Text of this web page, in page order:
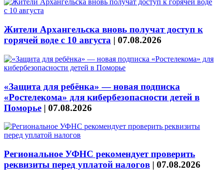
Жители Архангельска вновь получат доступ к
горячей воде с 10 августа | 07.08.2026
«Защита для ребёнка» — новая подписка
«Ростелекома» для кибербезопасности детей в
Поморье | 07.08.2026
Региональное УФНС рекомендует проверить
реквизиты перед уплатой налогов | 07.08.2026